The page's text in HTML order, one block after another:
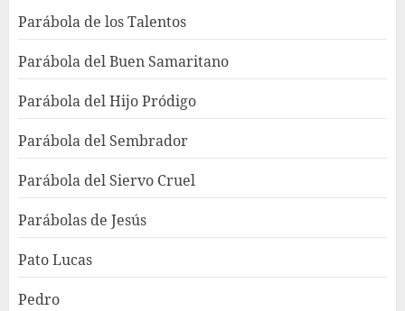
Parábola de los Talentos
Parábola del Buen Samaritano
Parábola del Hijo Pródigo
Parábola del Sembrador
Parábola del Siervo Cruel
Parábolas de Jesús
Pato Lucas
Pedro